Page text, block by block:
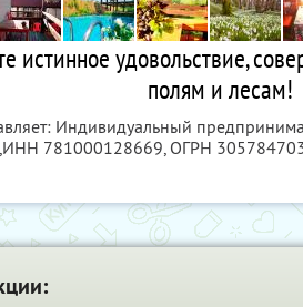
истинное удовольствие,
полям и лесам!
Индивидуальный
ИНН 781000128669 , ОГРН